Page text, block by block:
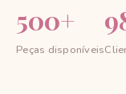
500+
Peças disponíveis